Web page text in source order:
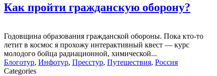
Как пройти гражданскую оборону?
Годовщина образования гражданской обороны. Пока кто-то
летит в космос я прохожу интерактивный квест — курс
молодого бойца радиационной, химической...
Блоготур, Инфотур, Пресстур, Путешествия, Россия
Categories